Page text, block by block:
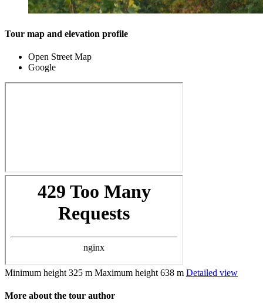
Tour map and elevation profile
Open Street Map
Google
Minimum height 325 m Maximum height 638 m Detailed view
More about the tour author